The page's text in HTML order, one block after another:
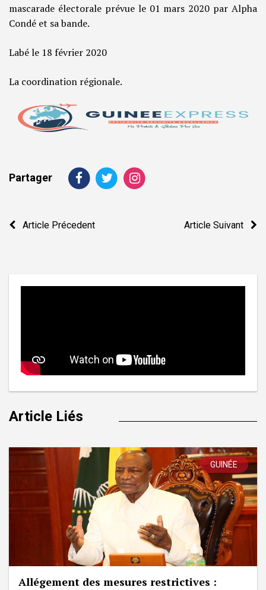
mascarade électorale prévue le 01 mars 2020 par Alpha
Condé et sa bande.
Labé le 18 février 2020
La coordination régionale.
Partager
Navigation
Article Précedent Article Suivant
Article Liés
GUINÉE
Allégement des mesures restrictives :